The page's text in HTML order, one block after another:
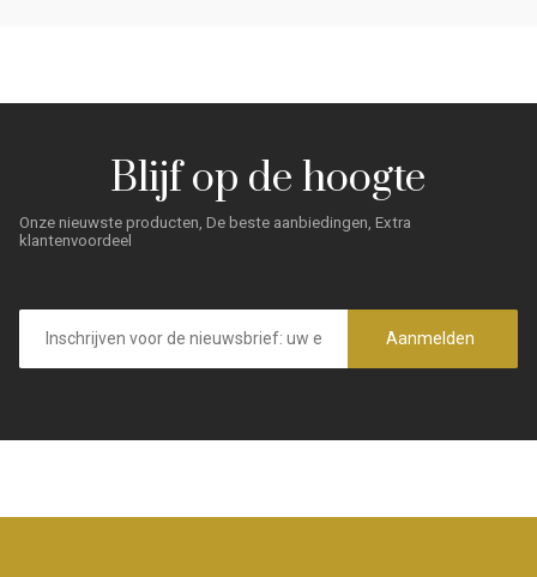
Blijf op de hoogte
Onze nieuwste producten, De beste aanbiedingen, Extra
klantenvoordeel
E-
mailadres
Aanmelden